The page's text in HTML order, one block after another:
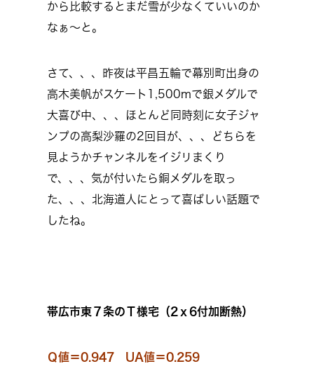
から比較するとまだ雪が少なくていいのか
なぁ～と。
さて、、、昨夜は平昌五輪で幕別町出身の
高木美帆がスケート1,500mで銀メダルで
大喜び中、、、ほとんど同時刻に女子ジャ
ンプの高梨沙羅の2回目が、、、どちらを
見ようかチャンネルをイジリまくり
で、、、気が付いたら銅メダルを取っ
た、、、北海道人にとって喜ばしい話題で
したね。
帯広市東７条のＴ様宅（2ｘ6付加断熱）
Ｑ値＝0.947 UA値＝0.259